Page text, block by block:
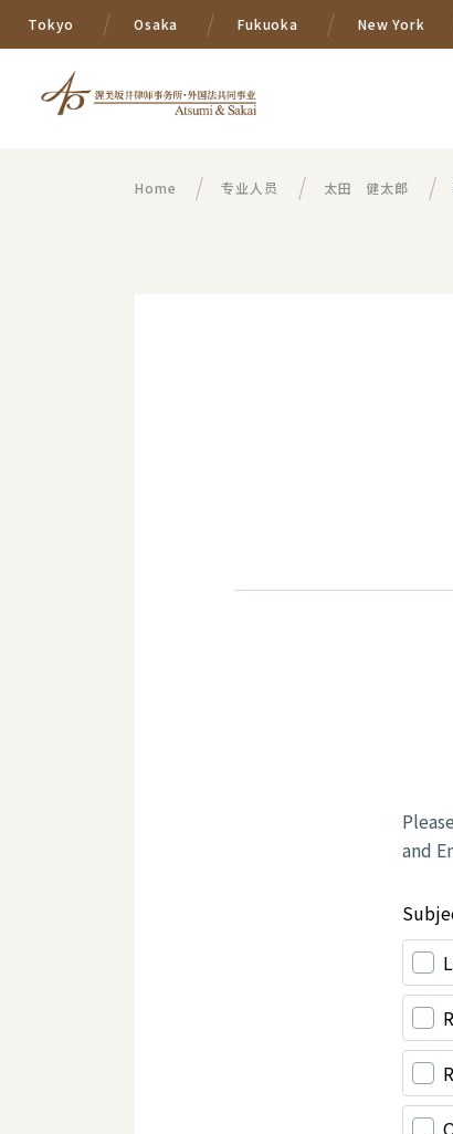
Tokyo Osaka Fukuoka New York
Home 专业人员 太田 健太郎